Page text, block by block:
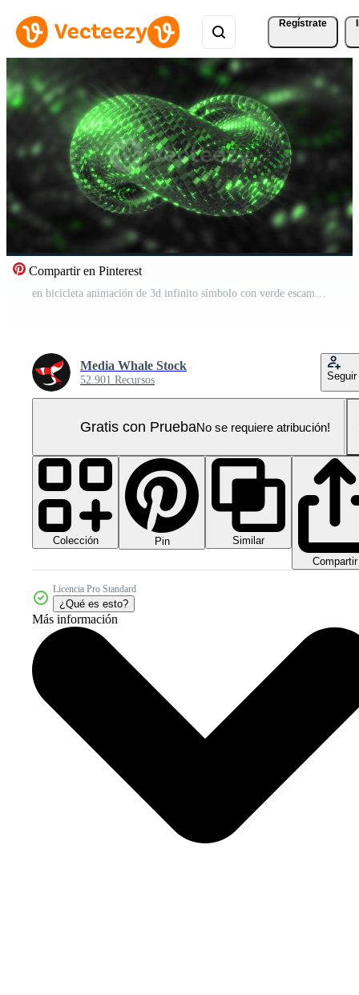
Regístrate
Compartir en Pinterest
en bicicleta animación de 3d infinito símbolo con verde escamas textura en reluciente antecedentes. movimiento. resumen animado Moviente retorcido forma. Vídeo Pro
Media Whale Stock
52.901 Recursos Seguir
Gratis con PruebaNo se requiere atribución!
Colección Pin
Similar
Compartir
Licencia Pro Standard
¿Qué es esto?
Más información